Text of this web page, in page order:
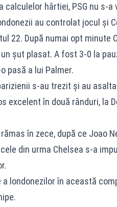
calculelor hârtiei, PSG nu s-
au controlat jocul şi
22. După numai opt
şut plasat. A fost 3-0 la
pasă a lui Palmer.
s-au trezit şi au
excelent în două rânduri, la
rămas în zece, după ce Joao
din urma Chelsea s-a
londonezilor în această